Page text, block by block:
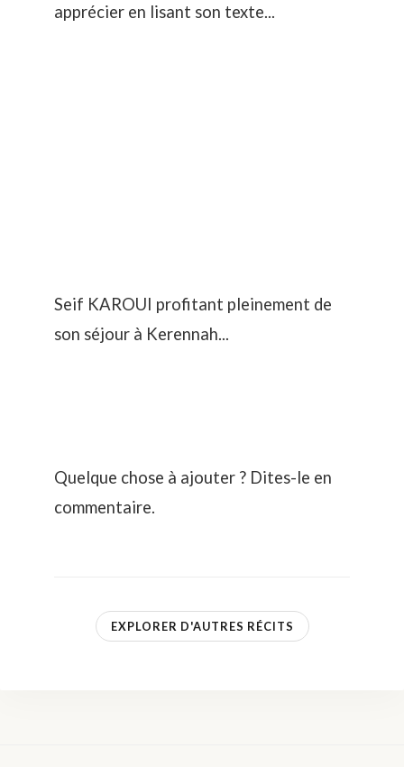
apprécier en lisant son texte...
Seif KAROUI profitant pleinement de
son séjour à Kerennah...
Quelque chose à ajouter ? Dites-le en
commentaire.
EXPLORER D'AUTRES RÉCITS